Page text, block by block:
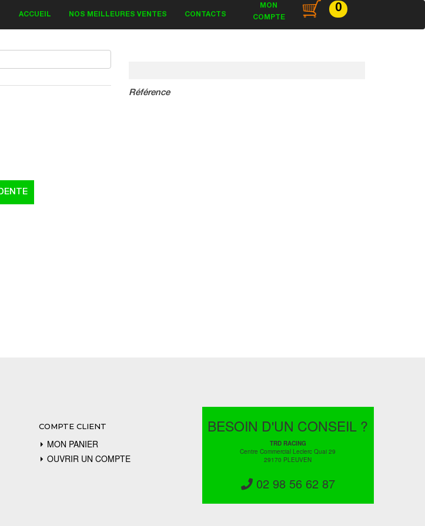
ACCUEIL NOS MEILLEURES VENTES CONTACTS
MON
COMPTE
0
Référence
COMPTE CLIENT
MON PANIER
OUVRIR UN COMPTE
BESOIN D'UN CONSEIL ?
TRD RACING
Centre Commercial Leclerc Quai 29
29170 PLEUVEN
02 98 56 62 87